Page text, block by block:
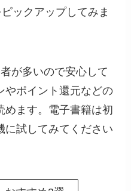
ピックアップしてみま
が多いので安心して
やポイント還元などの
めます。電子書籍は初
に試してみてください